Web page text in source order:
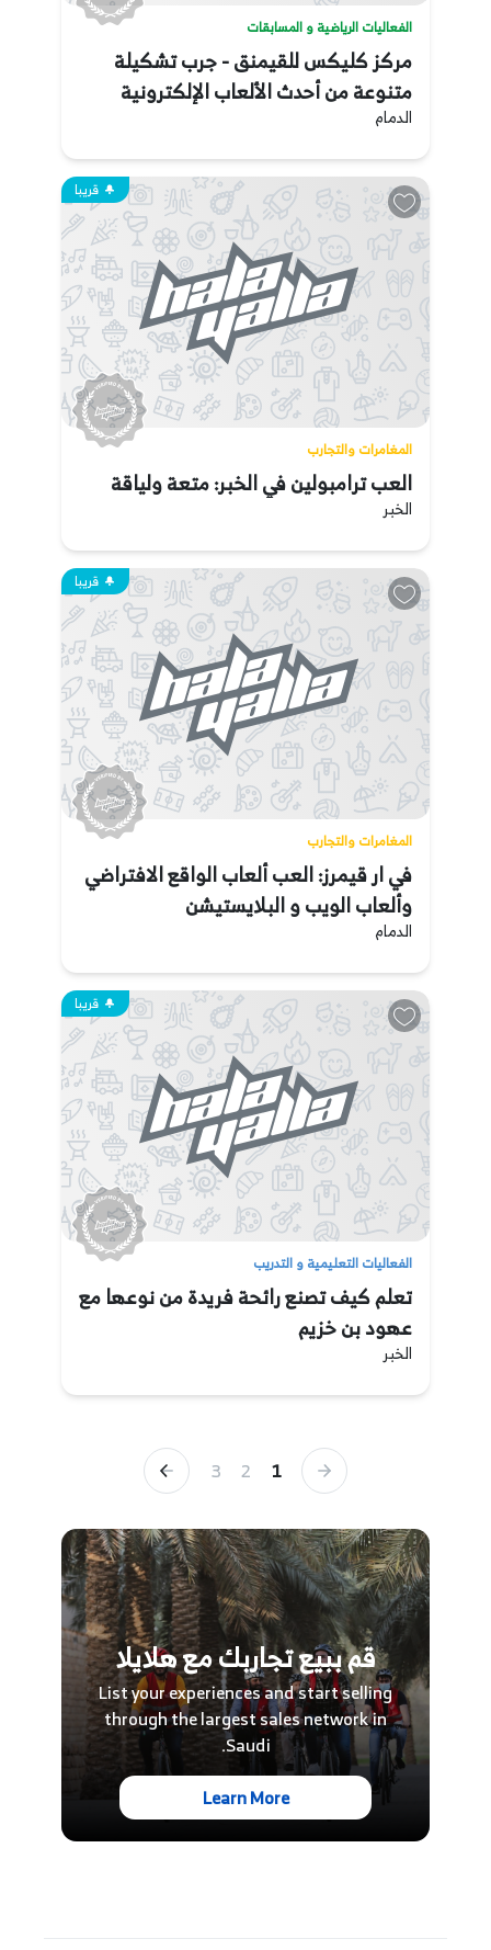
الفعاليات الرياضية و المسابقات
مركز كليكس للقيمنق - جرب تشكيلة
متنوعة من أحدث الألعاب الإلكترونية
الدمام
قريبا
المغامرات والتجارب
العب ترامبولين في الخبر: متعة ولياقة
الخبر
قريبا
المغامرات والتجارب
في ار قيمرز: العب ألعاب الواقع الافتراضي
وألعاب الويب و البلايستيشن
الدمام
قريبا
الفعاليات التعليمية و التدريب
تعلم كيف تصنع رائحة فريدة من نوعها مع
عهود بن خزيم
الخبر
1
2
3
قم ببيع تجاربك مع هلايلا
List your experiences and start selling
through the largest sales network in
Saudi.
Learn More